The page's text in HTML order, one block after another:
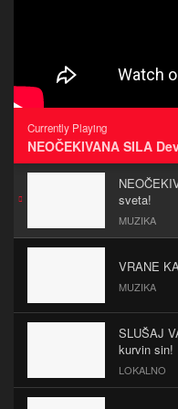
Currently Playing
NEOČEKIVANA SILA
sveta!
MUZIKA
VRANE
MUZIKA
SLUŠAJ
kurvin sin!
LOKALNO